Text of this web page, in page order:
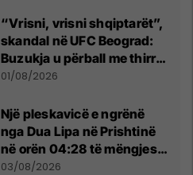
“Vrisni, vrisni shqiptarët”,
skandal në UFC Beograd:
Buzukja u përball me thirrje
anti-shqiptare nga
01/08/2026
Një pleskavicë e ngrënë
nga Dua Lipa në Prishtinë
në orën 04:28 të mëngjesit
- dhe bota digjitale serbe
03/08/2026